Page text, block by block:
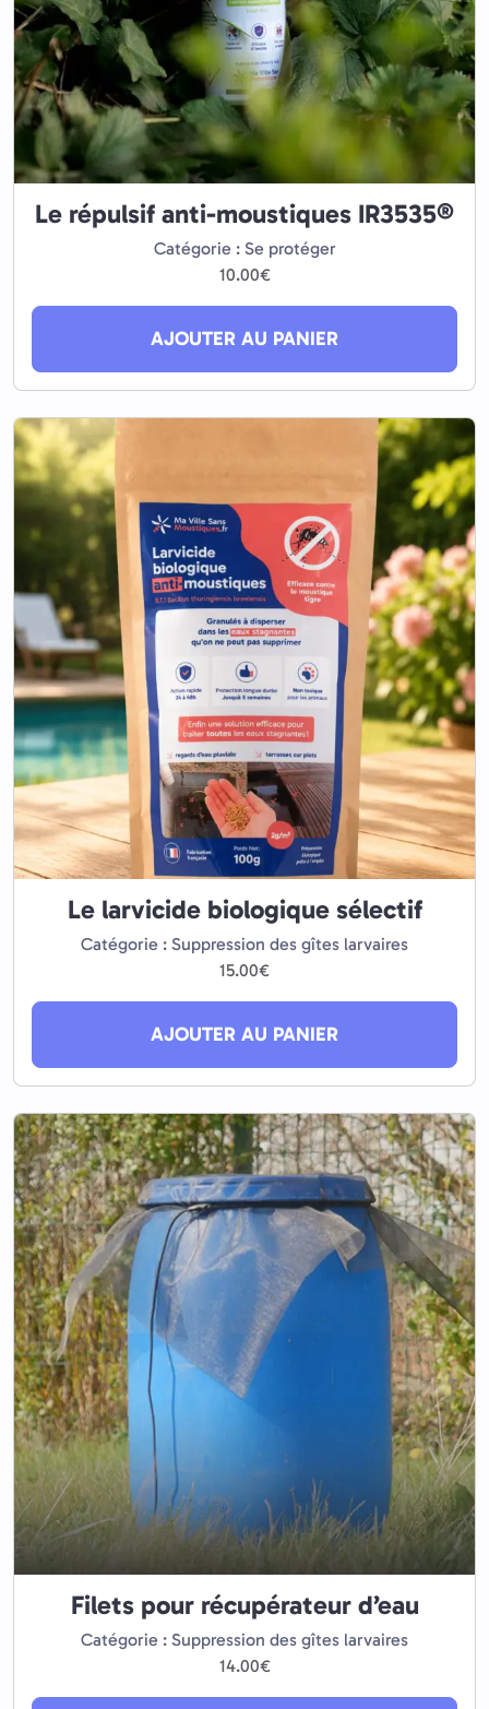
Le répulsif anti-moustiques IR3535®
Catégorie : Se protéger
10.00€
AJOUTER AU PANIER
Le larvicide biologique sélectif
Catégorie : Suppression des gîtes larvaires
15.00€
AJOUTER AU PANIER
Filets pour récupérateur d’eau
Catégorie : Suppression des gîtes larvaires
14.00€